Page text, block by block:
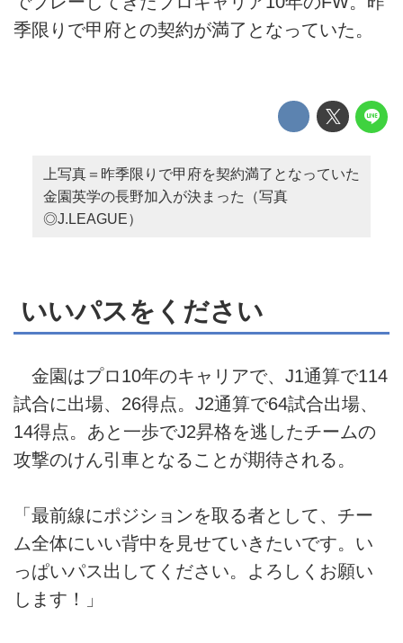
季限りで甲府との契約が満了となっていた。
上写真＝昨季限りで甲府を契約満了となっていた
金園英学の長野加入が決まった（写真
◎J.LEAGUE）
いいパスをください
金園はプロ10年のキャリアで、J1通算で114
試合に出場、26得点。J2通算で64試合出場、
14得点。あと一歩でJ2昇格を逃したチームの
攻撃のけん引車となることが期待される。
「最前線にポジションを取る者として、チー
ム全体にいい背中を見せていきたいです。い
っぱいパス出してください。よろしくお願い
します！」